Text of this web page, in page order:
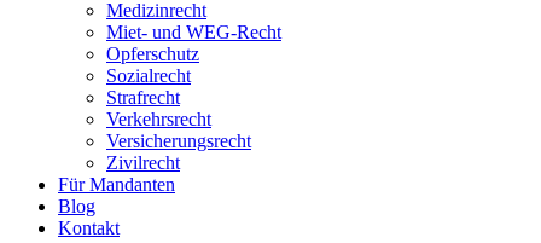
Medizinrecht
Miet- und WEG-Recht
Opferschutz
Sozialrecht
Strafrecht
Verkehrsrecht
Versicherungsrecht
Zivilrecht
Für Mandanten
Blog
Kontakt